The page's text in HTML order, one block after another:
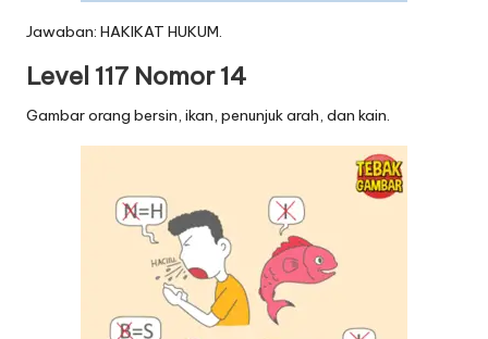
Jawaban: HAKIKAT HUKUM.
Level 117 Nomor 14
Gambar orang bersin, ikan, penunjuk arah, dan kain.